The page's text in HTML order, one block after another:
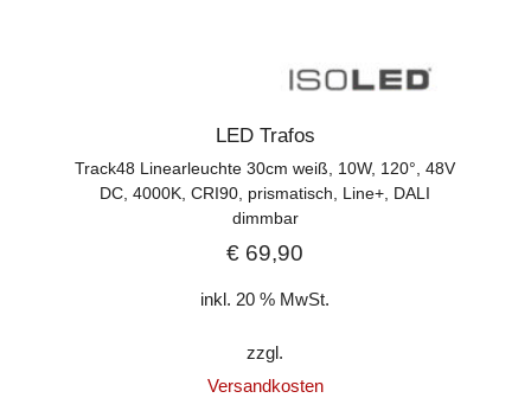
LED Trafos
Track48 Linearleuchte 30cm weiß, 10W, 120°, 48V
DC, 4000K, CRI90, prismatisch, Line+, DALI
dimmbar
€ 69,90
inkl. 20 % MwSt.
zzgl.
Versandkosten